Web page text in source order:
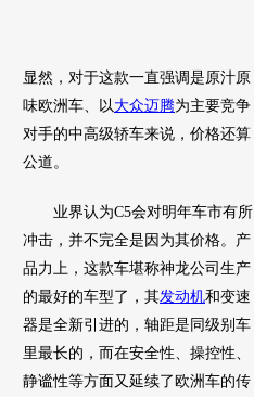
显然，对于这款一直强调是原汁原
味欧洲车、以 大众迈腾为主要竞争
对手的中高级轿车来说，价格还算
公道。
业界认为C5会对明年车市有所
冲击，并不完全是因为其价格。产
品力上，这款车堪称神龙公司生产
的最好的车型了，其发动机和变速
器是全新引进的，轴距是同级别车
里最长的，而在安全性、操控性、
静谧性等方面又延续了欧洲车的传